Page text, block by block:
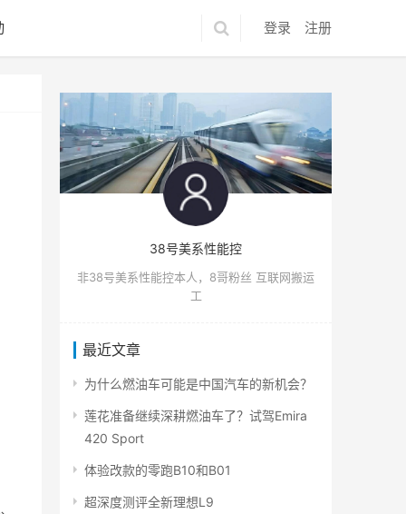
登录 注册
38号美系性能控
非38号美系性能控本人，8哥粉丝 互联网搬运
工
最近文章
为什么燃油车可能是中国汽车的新机会？
莲花准备继续深耕燃油车了？试驾Emira
420 Sport
体验改款的零跑B10和B01
超深度测评全新理想L9